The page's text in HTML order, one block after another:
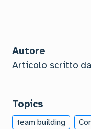
Autore
Articolo scritto da
Topics
team building